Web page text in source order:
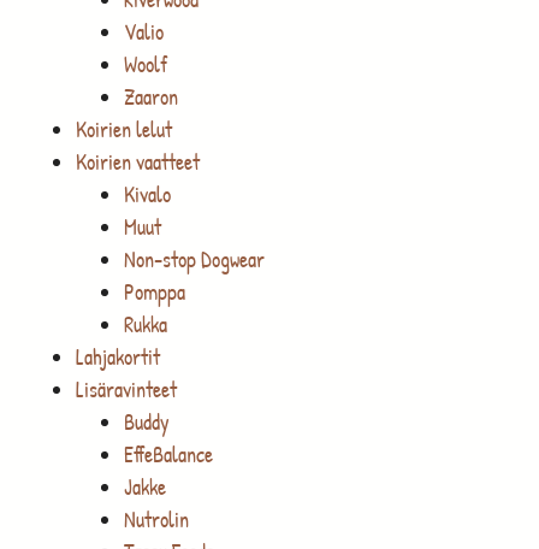
Valio
Woolf
Zaaron
Koirien lelut
Koirien vaatteet
Kivalo
Muut
Non-stop Dogwear
Pomppa
Rukka
Lahjakortit
Lisäravinteet
Buddy
EffeBalance
Jakke
Nutrolin